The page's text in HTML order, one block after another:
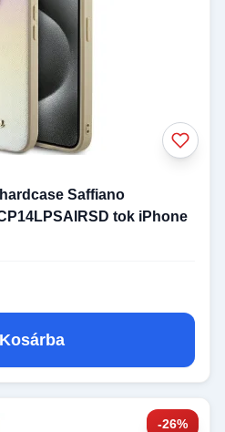
Saffiano
tok iPhone
Kosárba
-26%